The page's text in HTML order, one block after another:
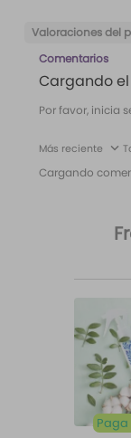
Valoraciones del
Comentarios
Cargando
Por favor, inicia
Más reciente
Cargando
Paga